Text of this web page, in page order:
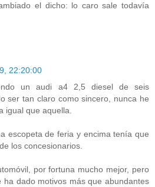
el dicho: lo caro sale todavía
22:20:00
un audi a4 2,5 diesel de seis
ser tan claro como sincero, nunca he
igual que aquella.
escopeta de feria y encima tenía que
los concesionarios.
por fortuna mucho mejor, pero
ha dado motivos más que abundantes